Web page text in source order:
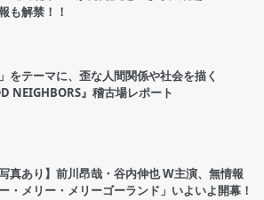
も解禁！！
」をテーマに、歪な人間関係や社会を描く
NEIGHBORS』稽古場レポート
写真あり】前川昂哉・谷内伸也 W主演、無情報
ー・メリー・メリーゴーランド」いよいよ開幕！